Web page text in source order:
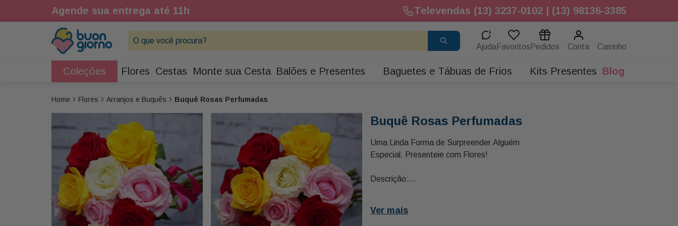
Agende sua entrega até 11h Televendas (13) 3237-0102 | (13) 98136-3385
O que você procura?
Ajuda Favoritos Pedidos Conta
Coleções Flores Cestas Monte sua Cesta Balões e Presentes Baguetes e Tábuas de Frios Kits Presentes Blog
Flores Arranjos e Buquês Buquê Rosas Perfumadas
Buquê Rosas Perfumadas
Uma Linda Forma de Surpreender Alguém
Especial. Presenteie com Flores!
Descrição:
- 01 Laço Acetinado Pink
Ver mais